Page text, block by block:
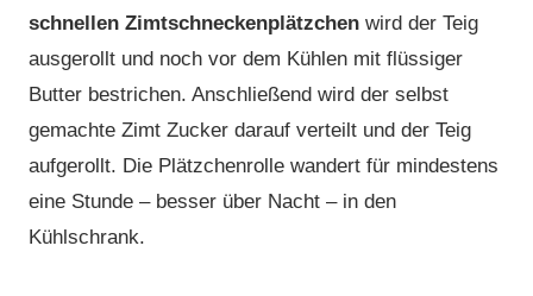
schnellen Zimtschneckenplätzchen wird der Teig
ausgerollt und noch vor dem Kühlen mit flüssiger
Butter bestrichen. Anschließend wird der selbst
gemachte Zimt Zucker darauf verteilt und der Teig
aufgerollt. Die Plätzchenrolle wandert für mindestens
eine Stunde – besser über Nacht – in den
Kühlschrank.